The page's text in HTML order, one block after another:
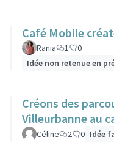
Café Mobile
Rania 1
0
Idée non retenue en
Créons des
Villeurbanne au
Céline 2 0 Idée